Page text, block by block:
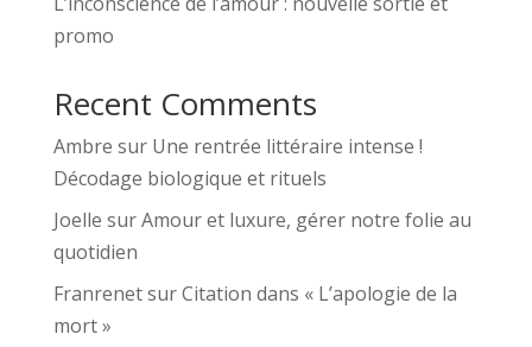
promo
Recent Comments
Ambre sur Une rentrée littéraire intense !
Décodage biologique et rituels
Joelle surAmour et luxure, gérer notre folie au
quotidien
FranrenetsurCitation dans « L’apologie de la
mort »